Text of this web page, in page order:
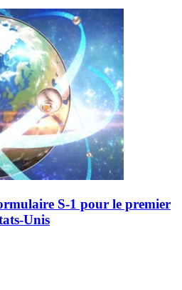
S-1 pour le premier
Unis